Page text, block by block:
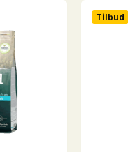
flere
Tilbud